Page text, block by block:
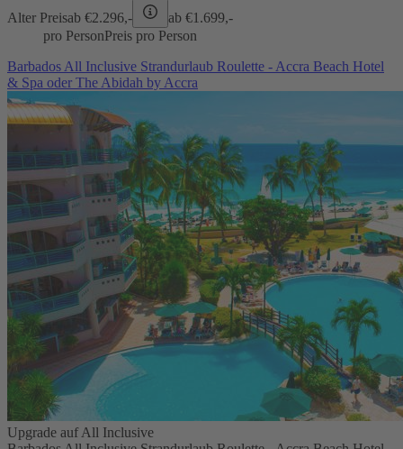
Alter Preisab €2.296,- ab €1.699,-
pro PersonPreis pro Person
Barbados All Inclusive Strandurlaub Roulette - Accra Beach Hotel
& Spa oder The Abidah by Accra
Upgrade auf All Inclusive